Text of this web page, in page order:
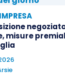
si terrà
Veneto il 27
a
misure